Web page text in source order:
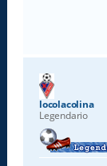
locolacolina
Legendario